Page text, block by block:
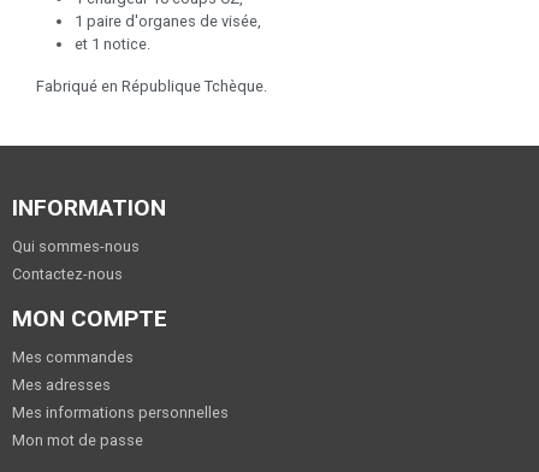
1 paire d'organes de visée,
et 1 notice.
Fabriqué en République Tchèque.
INFORMATION
Qui sommes-nous
Contactez-nous
MON COMPTE
Mes commandes
Mes adresses
Mes informations personnelles
Mon mot de passe